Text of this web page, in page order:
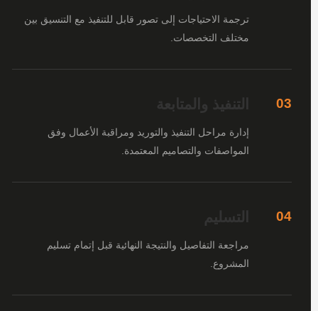
ترجمة الاحتياجات إلى تصور قابل للتنفيذ مع التنسيق بين
مختلف التخصصات.
03 التنفيذ والمتابعة
إدارة مراحل التنفيذ والتوريد ومراقبة الأعمال وفق
المواصفات والتصاميم المعتمدة.
04 التسليم
مراجعة التفاصيل والنتيجة النهائية قبل إتمام تسليم
المشروع.